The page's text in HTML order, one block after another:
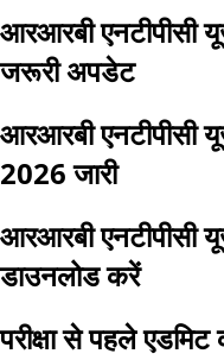
आरआरबी एनटीपीसी
जरूरी अपडेट
आरआरबी एनटीपीसी
2026 जारी
आरआरबी एनटीपीसी
डाउनलोड करें
परीक्षा से पहले एडमिट